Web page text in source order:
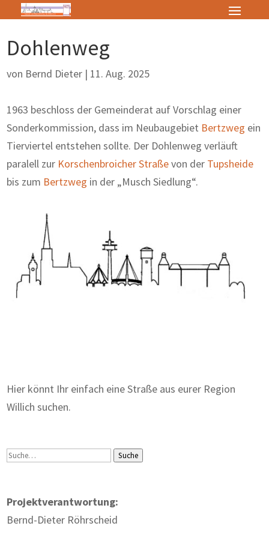
Dohlenweg
von Bernd Dieter | 11. Aug. 2025
1963 beschloss der Gemeinderat auf Vorschlag einer
Sonderkommission, dass im Neubaugebiet Bertzweg ein
Tierviertel entstehen sollte. Der Dohlenweg verläuft
paralell zur Korschenbroicher Straßevon der Tupsheide
bis zum Bertzweg in der „Musch Siedlung“.
Hier könnt Ihr einfach eine Straße aus eurer Region
Willich suchen.
Suche Suche
Projektverantwortung:
Bernd-Dieter Röhrscheid